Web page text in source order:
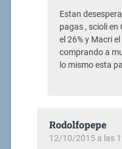
Estan
pagas , scioli en
el 26% y Macri
comprando a
lo mismo esta
Rodolfopepe
12/10/2015 a las